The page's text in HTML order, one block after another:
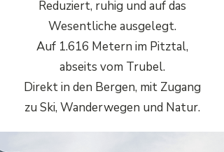
Reduziert, ruhig und auf das
Wesentliche ausgelegt.
Auf 1.616 Metern im Pitztal,
abseits vom Trubel.
Direkt in den Bergen, mit Zugang
zu Ski, Wanderwegen und Natur.